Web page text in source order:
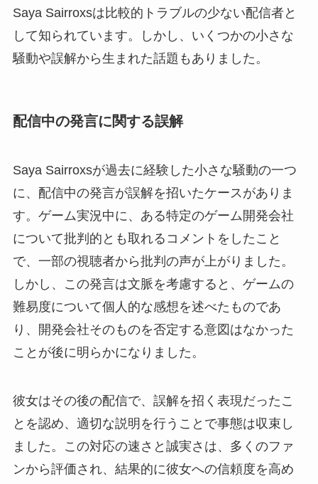
Saya Sairroxsは比較的トラブルの少ない配信者と
して知られています。しかし、いくつかの小さな
騒動や誤解から生まれた話題もありました。
配信中の発言に関する誤解
Saya Sairroxsが過去に経験した小さな騒動の一つ
に、配信中の発言が誤解を招いたケースがありま
す。ゲーム実況中に、ある特定のゲーム開発会社
について批判的とも取れるコメントをしたこと
で、一部の視聴者から批判の声が上がりました。
しかし、この発言は文脈を考慮すると、ゲームの
難易度について個人的な感想を述べたものであ
り、開発会社そのものを否定する意図はなかった
ことが後に明らかになりました。
彼女はその後の配信で、誤解を招く表現だったこ
とを認め、適切な説明を行うことで事態は収束し
ました。この対応の速さと誠実さは、多くのファ
ンから評価され、結果的に彼女への信頼度を高め